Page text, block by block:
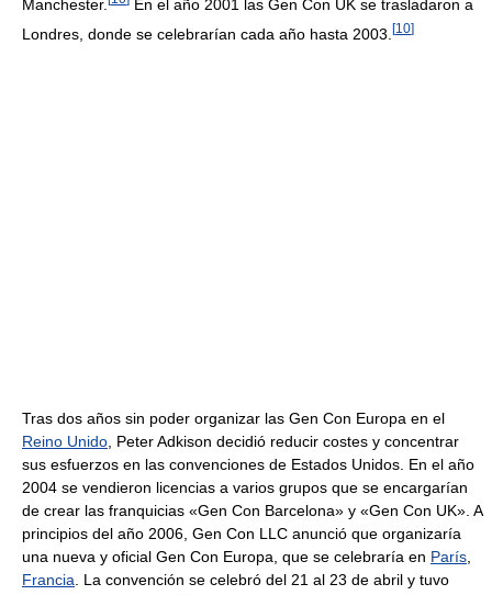
Manchester.
En el año 2001 las Gen Con UK se trasladaron a
Londres, donde se celebrarían cada año hasta 2003. [10]
Tras dos años sin poder organizar las Gen Con Europa en el
Reino Unido , Peter Adkison decidió reducir costes y concentrar
sus esfuerzos en las convenciones de Estados Unidos. En el año
2004 se vendieron licencias a varios grupos que se encargarían
de crear las franquicias «Gen Con Barcelona» y «Gen Con UK». A
principios del año 2006, Gen Con LLC anunció que organizaría
una nueva y oficial Gen Con Europa, que se celebraría en París
Francia . La convención se celebró del 21 al 23 de abril y tuvo